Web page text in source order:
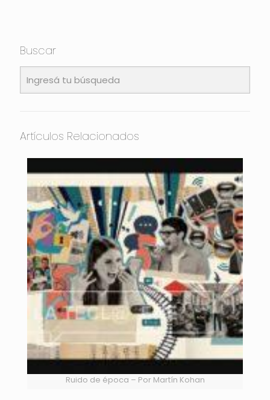
Buscar
Artículos Relacionados
Ruido de época – Por Martín Kohan